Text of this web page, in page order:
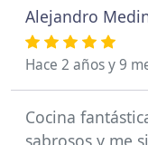
Alejandro
Hace 2 años y 9
Cocina
sabrosos y me